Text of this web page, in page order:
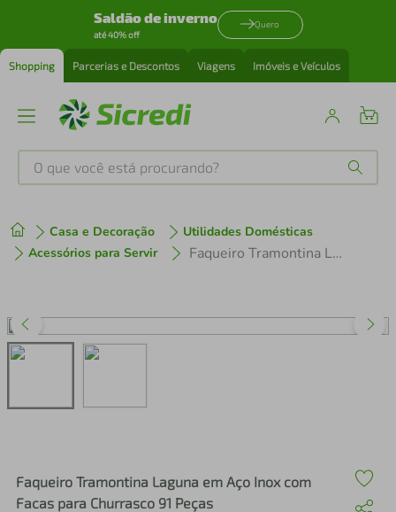
Saldão de inverno
até 40% off
Quero
Shopping Parcerias e Descontos Viagens Imóveis e Veículos
O que você está procurando?
Casa e Decoração
Utilidades Domésticas
Acessórios para Servir
Faqueiro Tramontina Laguna em Aço Inox com Facas para Churrasco 91 Peças
Faqueiro Tramontina Laguna em Aço Inox com
Facas para Churrasco 91 Peças
1º tenis
3º perfume